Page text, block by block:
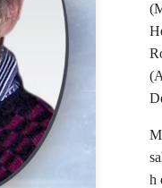
h